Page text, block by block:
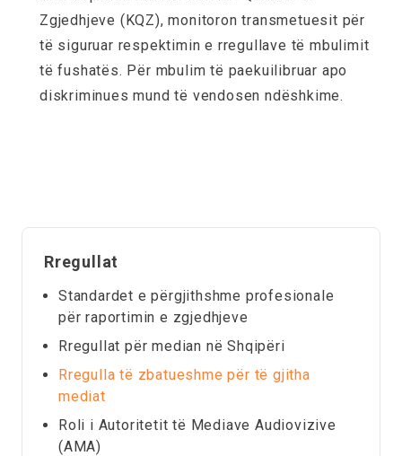
Zgjedhjeve (KQZ), monitoron transmetuesit për
të siguruar respektimin e rregullave të mbulimit
të fushatës. Për mbulim të paekuilibruar apo
diskriminues mund të vendosen ndëshkime.
Rregullat
Standardet e përgjithshme profesionale
për raportimin e zgjedhjeve
Rregullat për median në Shqipëri
Rregulla të zbatueshme për të gjitha
mediat
Roli i Autoritetit të Mediave Audiovizive
(AMA)